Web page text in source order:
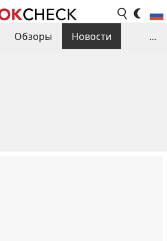
Обзоры
Новости
...